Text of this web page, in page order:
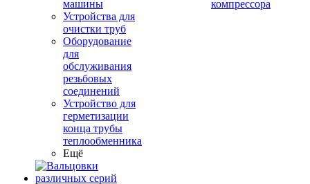
машины
Устройства для
очистки труб
Оборудование
для
обслуживания
резьбовых
соединений
Устройство для
герметизации
конца трубы
теплообменника
Ещё
компрессора